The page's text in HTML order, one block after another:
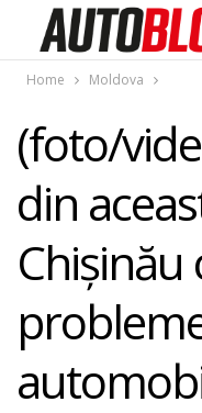
Home Moldova
(foto/
din
Chişinău